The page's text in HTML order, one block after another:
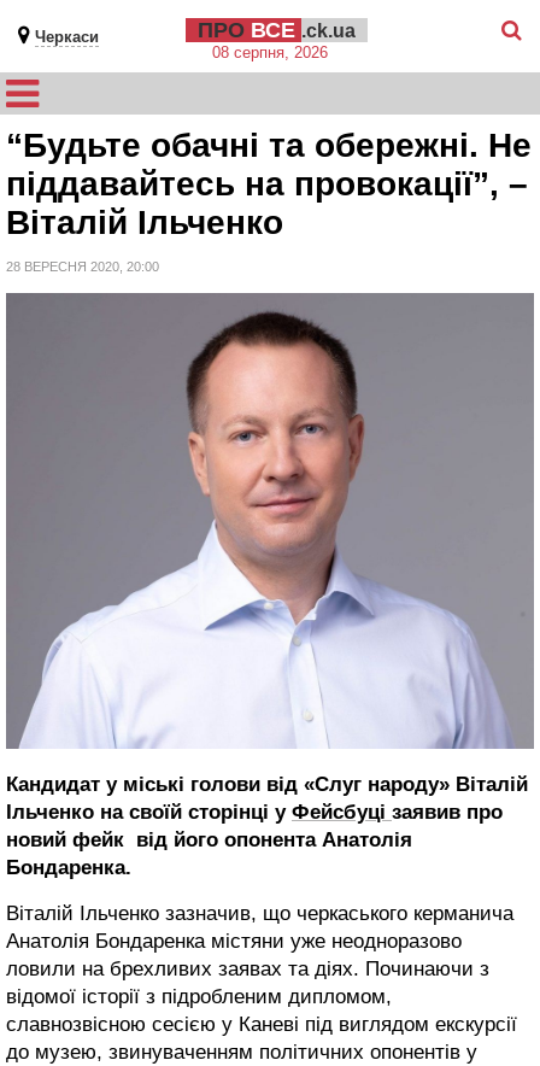
Черкаси ПРО ВСЕ .ck.ua
08 серпня, 2026
“Будьте обачні та обережні. Не
піддавайтесь на провокації”, –
Віталій Ільченко
28 ВЕРЕСНЯ 2020, 20:00
Кандидат у міські голови від «Слуг народу» Віталій
Ільченко на своїй сторінці у Фейсбуці заявив про
новий фейк від його опонента Анатолія
Бондаренка.
Віталій Ільченко зазначив, що черкаського керманича
Анатолія Бондаренка містяни уже неодноразово
ловили на брехливих заявах та діях. Починаючи з
відомої історії з підробленим дипломом,
славнозвісною сесією у Каневі під виглядом екскурсії
до музею, звинуваченням політичних опонентів у